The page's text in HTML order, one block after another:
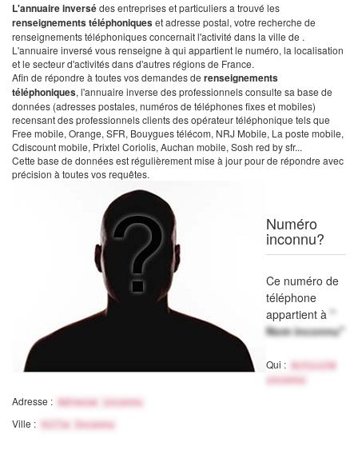
L'annuaire inversédes entreprises et particuliers a trouvé les
renseignements téléphoniqueset adresse postal, votre recherche de
renseignements téléphoniques concernait l'activité dans la ville de .
L'annuaire inversé vous renseigne à qui appartient le numéro, la localisation
et le secteur d'activités dans d'autres régions de France.
Afin de répondre à toutes vos demandes de renseignements
téléphoniques, l'annuaire inverse des professionnels consulte sa base de
données (adresses postales, numéros de téléphones fixes et mobiles)
recensant des professionnels clients des opérateur téléphonique tels que
Free mobile, Orange, SFR, Bouygues télécom, NRJ Mobile, La poste mobile,
Cdiscount mobile, Prixtel Coriolis, Auchan mobile, Sosh red by sfr...
Cette base de données est régulièrement mise à jour pour de répondre avec
précision à toutes vos requêtes.
Numéro
inconnu?
Ce numéro de
téléphone
appartient à "
Nom inconnu"
Qui :
Activité
inconnu
Adresse : Adresse inconnu
Ville : Ville Inconnu